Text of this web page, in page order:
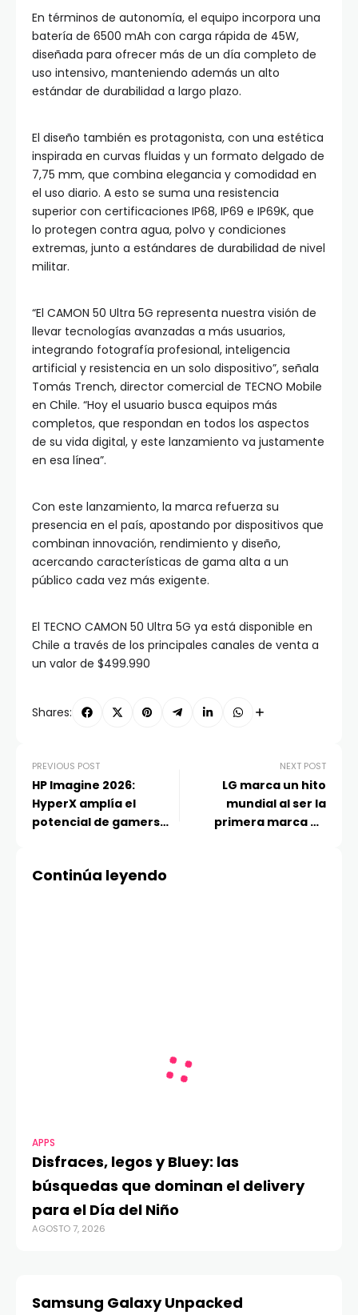
En términos de autonomía, el equipo incorpora una
batería de 6500 mAh con carga rápida de 45W,
diseñada para ofrecer más de un día completo de
uso intensivo, manteniendo además un alto
estándar de durabilidad a largo plazo.
El diseño también es protagonista, con una estética
inspirada en curvas fluidas y un formato delgado de
7,75 mm, que combina elegancia y comodidad en
el uso diario. A esto se suma una resistencia
superior con certificaciones IP68, IP69 e IP69K, que
lo protegen contra agua, polvo y condiciones
extremas, junto a estándares de durabilidad de nivel
militar.
“El CAMON 50 Ultra 5G representa nuestra visión de
llevar tecnologías avanzadas a más usuarios,
integrando fotografía profesional, inteligencia
artificial y resistencia en un solo dispositivo”, señala
Tomás Trench, director comercial de TECNO Mobile
en Chile. “Hoy el usuario busca equipos más
completos, que respondan en todos los aspectos
de su vida digital, y este lanzamiento va justamente
en esa línea”.
Con este lanzamiento, la marca refuerza su
presencia en el país, apostando por dispositivos que
combinan innovación, rendimiento y diseño,
acercando características de gama alta a un
público cada vez más exigente.
El TECNO CAMON 50 Ultra 5G ya está disponible en
Chile a través de los principales canales de venta a
un valor de $499.990
Shares:
PREVIOUS POST
HP Imagine 2026:
HyperX amplía el
potencial de gamers
NEXT POST
LG marca un hito
mundial al ser la
primera marca en
Continúa leyendo
APPS
Disfraces, legos y Bluey: las
búsquedas que dominan el delivery
para el Día del Niño
AGOSTO 7, 2026
Samsung Galaxy Unpacked